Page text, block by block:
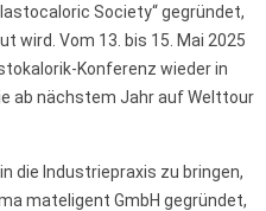
Society“ gegründet,
wird. Vom 13. bis 15. Mai 2025
Konferenz wieder in
ab nächstem Jahr auf Welttour
die Industriepraxis zu bringen,
mateligent GmbH gegründet,